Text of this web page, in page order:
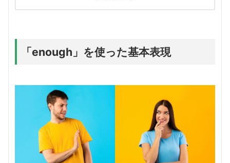
「enough」を使った基本表現